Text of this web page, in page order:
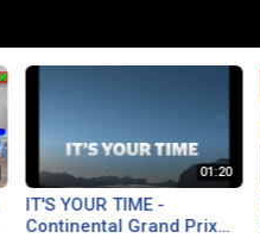
IT'S YOUR TIME -
Continental Grand Prix